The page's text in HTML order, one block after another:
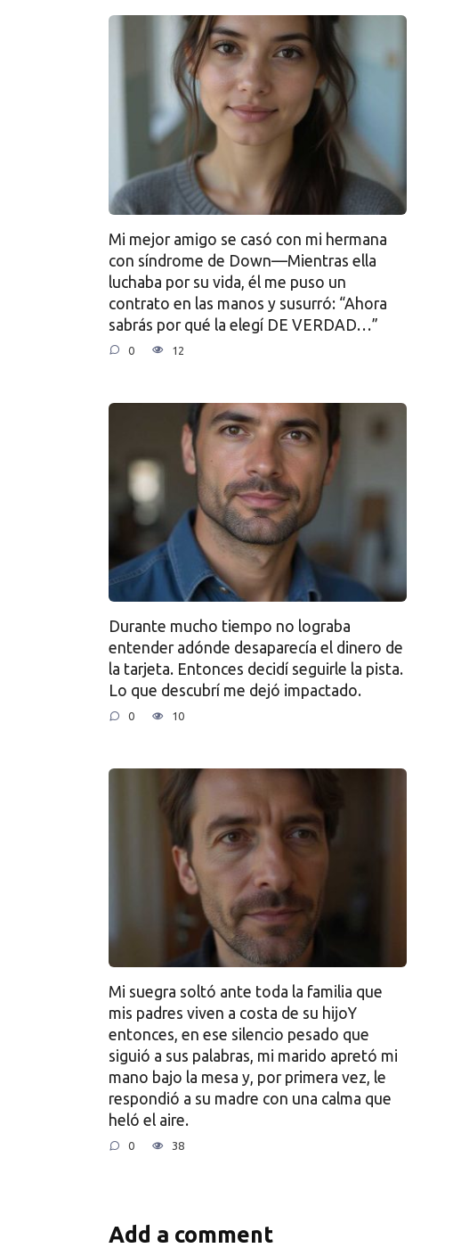
Mi mejor amigo se casó con mi hermana
con síndrome de Down—Mientras ella
luchaba por su vida, él me puso un
contrato en las manos y susurró: “Ahora
sabrás por qué la elegí DE VERDAD…”
0 12
Durante mucho tiempo no lograba
entender adónde desaparecía el dinero de
la tarjeta. Entonces decidí seguirle la pista.
Lo que descubrí me dejó impactado.
0 10
Mi suegra soltó ante toda la familia que
mis padres viven a costa de su hijoY
entonces, en ese silencio pesado que
siguió a sus palabras, mi marido apretó mi
mano bajo la mesa y, por primera vez, le
respondió a su madre con una calma que
heló el aire.
0 38
Add a comment